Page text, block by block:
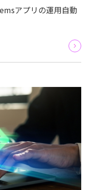
アプリの運用自動